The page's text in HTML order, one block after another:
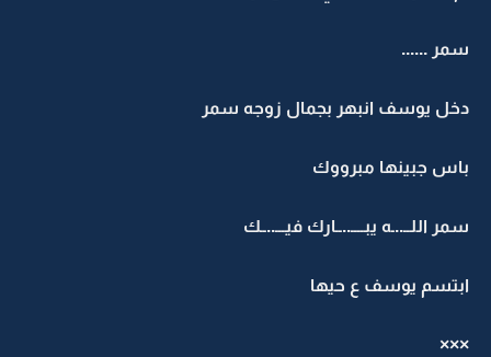
سمر ......
دخل يوسف انبهر بجمال زوجه سمر
باس جبينها مبرووك
سمر اللــ..ـه يبــــ..ــارك فيـــ..ــك
ابتسم يوسف ع حيها
×××